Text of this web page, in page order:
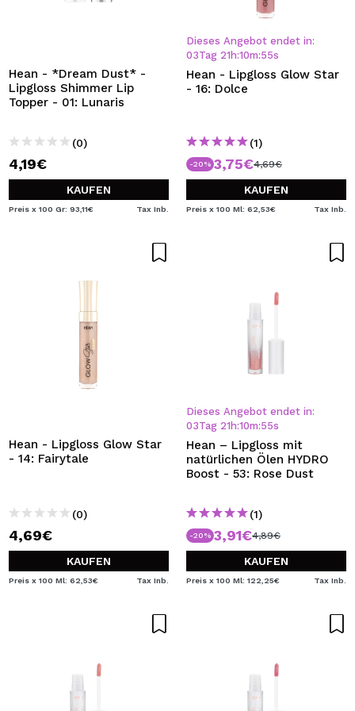
Hean - *Dream Dust* -
Lipgloss Shimmer Lip
Topper - 01: Lunaris
(0)
4,19€
KAUFEN
Preis x 100 Gr: 93,11€ Tax Inb.
Dieses Angebot endet in:
03Tag 21 h:10m:54s
Hean - Lipgloss Glow Star
- 16: Dolce
(1)
-20% 3,75€4,69€
KAUFEN
Preis x 100 Ml: 62,53€ Tax Inb.
Hean - Lipgloss Glow Star
- 14: Fairytale
(0)
4,69€
KAUFEN
Preis x 100 Ml: 62,53€ Tax Inb.
Dieses Angebot endet in:
03Tag 21 h:10m:54s
Hean – Lipgloss mit
natürlichen Ölen HYDRO
Boost - 53: Rose Dust
(1)
-20% 3,91€4,89€
KAUFEN
Preis x 100 Ml: 122,25€ Tax Inb.